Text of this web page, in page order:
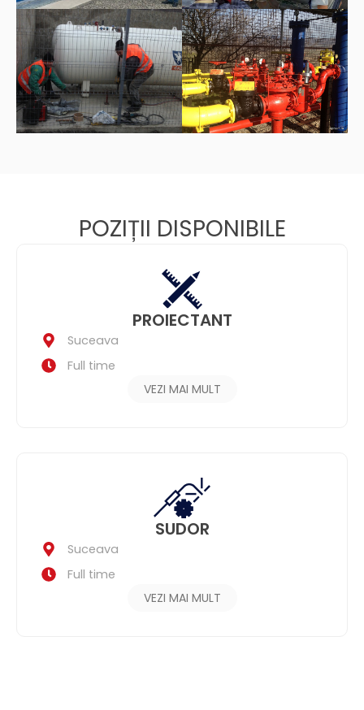
POZIȚII DISPONIBILE
PROIECTANT
Suceava
Full time
VEZI MAI MULT
SUDOR
Suceava
Full time
VEZI MAI MULT